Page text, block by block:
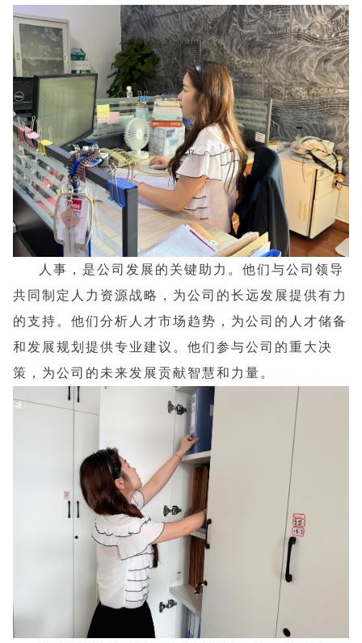
人事，是公司发展的关键助力。他们与公司领导
共同制定人力资源战略，为公司的长远发展提供有力
的支持。他们分析人才市场趋势，为公司的人才储备
和发展规划提供专业建议。他们参与公司的重大决
策，为公司的未来发展贡献智慧和力量。